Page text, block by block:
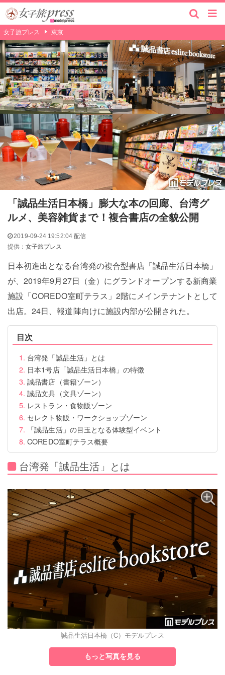
女子旅プレス 東京
「誠品生活日本橋」膨大な本の回廊、台湾グ
ルメ、美容雑貨まで！複合書店の全貌公開
2019-09-24 19:52:04 配信
提供：女子旅プレス
日本初進出となる台湾発の複合型書店「誠品生活日本橋」
が、2019年9月27日（金）にグランドオープンする新商業
施設「COREDO室町テラス」2階にメインテナントとして
出店。24日、報道陣向けに施設内部が公開された。
目次
台湾発「誠品生活」とは
日本1号店「誠品生活日本橋」の特徴
誠品書店（書籍ゾーン）
誠品文具（文具ゾーン）
レストラン・食物販ゾーン
セレクト物販・ワークショップゾーン
「誠品生活」の目玉となる体験型イベント
COREDO室町テラス概要
台湾発「誠品生活」とは
誠品生活日本橋（C）モデルプレス
もっと写真を見る